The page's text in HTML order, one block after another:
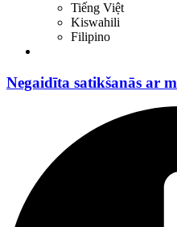
Tiếng Việt
Kiswahili
Filipino
Negaidīta satikšanās ar